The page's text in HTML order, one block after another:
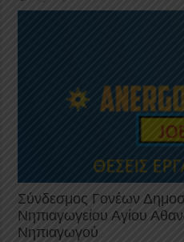
Σύνδεσμος Γονέων
Νηπιαγωγείου Αγίου
Νηπιαγωγού